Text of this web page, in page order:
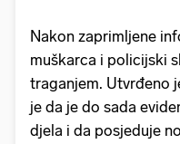
Nakon zaprimljene
muškarca i policijski
traganjem. Utvrđeno
je da je do sada
djela i da posjeduje